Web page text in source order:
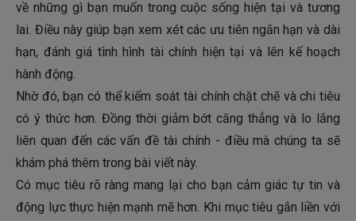
về những gì bạn muốn trong cuộc sống hiện tại và tương
lai. Điều này giúp bạn xem xét các ưu tiên ngắn hạn và dài
hạn, đánh giá tình hình tài chính hiện tại và lên kế hoạch
hành động.
Nhờ đó, bạn có thể kiểm soát tài chính chặt chẽ và chi tiêu
có ý thức hơn. Đồng thời giảm bớt căng thẳng và lo lắng
liên quan đến các vấn đề tài chính - điều mà chúng ta sẽ
khám phá thêm trong bài viết này.
Có mục tiêu rõ ràng mang lại cho bạn cảm giác tự tin và
động lực thực hiện mạnh mẽ hơn. Khi mục tiêu gắn liền với